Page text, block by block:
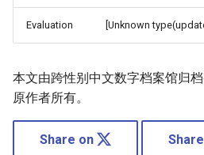
Evaluation [Unknown
本文由跨性别中文数字档案馆归
原作者所有。
Share on